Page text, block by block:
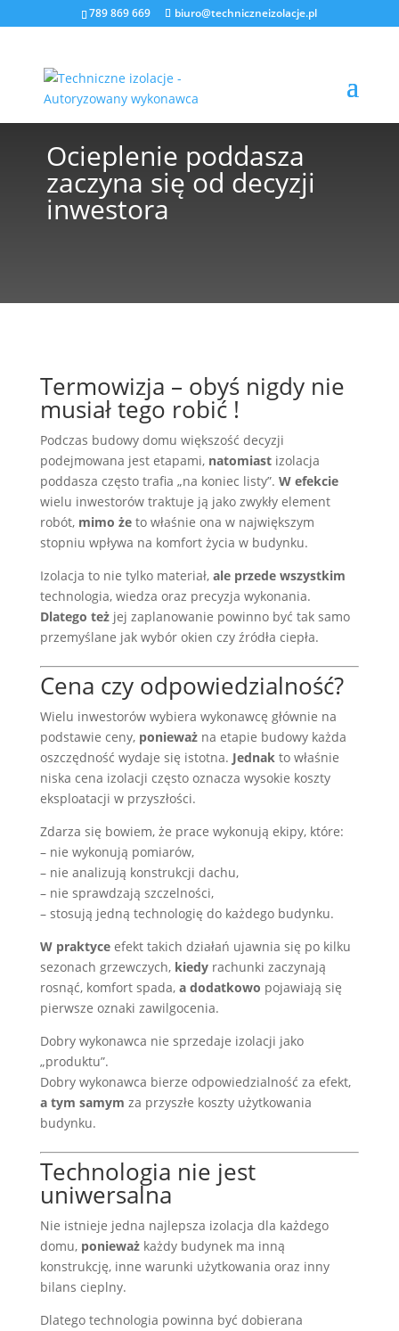
789 869 669 biuro@techniczneizolacje.pl
Ocieplenie poddasza
zaczyna się od decyzji
inwestora
Termowizja – obyś nigdy nie
musiał tego robić !
Podczas budowy domu większość decyzji
podejmowana jest etapami, natomiastizolacja
poddasza często trafia „na koniec listy”. W efekcie
wielu inwestorów traktuje ją jako zwykły element
robót, mimo żeto właśnie ona w największym
stopniu wpływa na komfort życia w budynku.
Izolacja to nie tylko materiał, ale przede wszystkim
technologia, wiedza oraz precyzja wykonania.
Dlatego teżjej zaplanowanie powinno być tak samo
przemyślane jak wybór okien czy źródła ciepła.
Cena czy odpowiedzialność?
Wielu inwestorów wybiera wykonawcę głównie na
podstawie ceny, ponieważna etapie budowy każda
oszczędność wydaje się istotna. Jednakto właśnie
niska cena izolacji często oznacza wysokie koszty
eksploatacji w przyszłości.
Zdarza się bowiem, że prace wykonują ekipy, które:
– nie wykonują pomiarów,
– nie analizują konstrukcji dachu,
– nie sprawdzają szczelności,
– stosują jedną technologię do każdego budynku.
W praktyceefekt takich działań ujawnia się po kilku
sezonach grzewczych, kiedyrachunki zaczynają
rosnąć, komfort spada, a dodatkowo pojawiają się
pierwsze oznaki zawilgocenia.
Dobry wykonawca nie sprzedaje izolacji jako
„produktu”.
Dobry wykonawca bierze odpowiedzialność za efekt,
a tym samym za przyszłe koszty użytkowania
budynku.
Technologia nie jest
uniwersalna
Nie istnieje jedna najlepsza izolacja dla każdego
domu, ponieważkażdy budynek ma inną
konstrukcję, inne warunki użytkowania oraz inny
bilans cieplny.
Dlatego technologia powinna być dobierana